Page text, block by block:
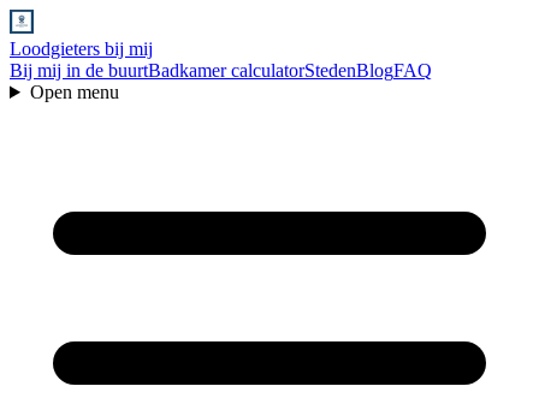
Loodgieters bij mij
Bij mij in de buurtBadkamer calculatorStedenBlogFAQ
Open menu